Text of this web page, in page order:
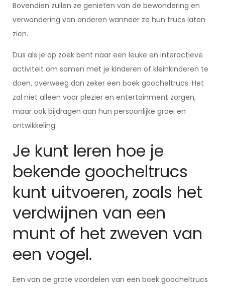
Bovendien zullen ze genieten van de bewondering en
verwondering van anderen wanneer ze hun trucs laten
zien.
Dus als je op zoek bent naar een leuke en interactieve
activiteit om samen met je kinderen of kleinkinderen te
doen, overweeg dan zeker een boek goocheltrucs. Het
zal niet alleen voor plezier en entertainment zorgen,
maar ook bijdragen aan hun persoonlijke groei en
ontwikkeling.
Je kunt leren hoe je
bekende goocheltrucs
kunt uitvoeren, zoals het
verdwijnen van een
munt of het zweven van
een vogel.
Een van de grote voordelen van een boek goocheltrucs